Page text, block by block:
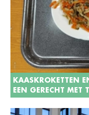
KAASKROKETTEN
EEN GERECHT MET